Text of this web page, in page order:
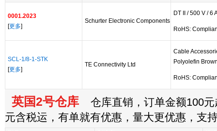
0001.2023
[更多]
Schurter Electronic Components
DT II / 500 V / 6
RoHS:
SCL-1/8-1-STK
[更多]
TE Connectivity Ltd
Cable
Polyolefin
RoHS:
英国2号仓库 仓库直销，订单金额100元
元含税运，有单就有优惠，量大更优惠，支